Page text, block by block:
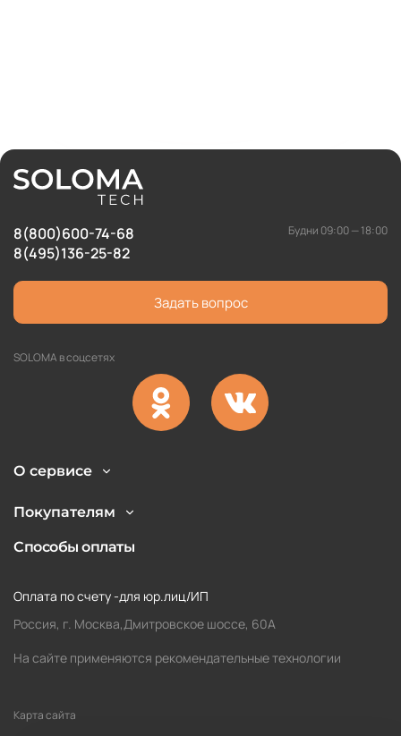
8(800)600-74-68
8(495)136-25-82
Будни 09:00 — 18:00
Задать вопрос
SOLOMA в соцсетях
О сервисе
Покупателям
Способы оплаты
Оплата по счету -для юр.лиц/ИП
Россия, г. Москва,Дмитровское шоссе, 60А
На сайте применяются рекомендательные технологии
Карта сайта